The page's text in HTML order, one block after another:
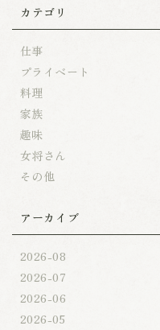
カテゴリ
仕事
プライベート
料理
家族
趣味
女将さん
その他
アーカイブ
2026-08
2026-07
2026-06
2026-05